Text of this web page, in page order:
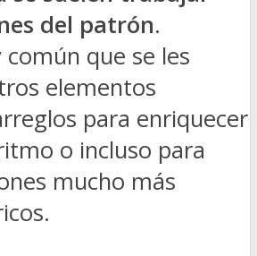
del patrón.
que se les
elementos
para enriquecer
o incluso para
mucho más